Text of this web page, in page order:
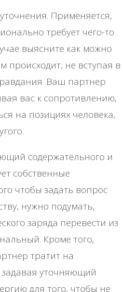
Применяется,
требует чего-то
выясните как можно
происходит, не вступая в
Ваш партнер
вас к сопротивлению,
на позициях человека,
содержательного и
собственные
чтобы задать вопрос
нужно подумать,
заряда перевести из
Кроме того,
тратит на
уточняющий
для того, чтобы не